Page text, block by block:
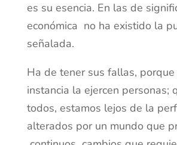
es su esencia. En las de
económica no ha existido la
señalada.
Ha de tener sus fallas,
instancia la ejercen personas;
todos, estamos lejos de la
alterados por un mundo que